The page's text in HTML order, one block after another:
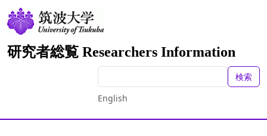
研究者総覧 Researchers Information
検索
English